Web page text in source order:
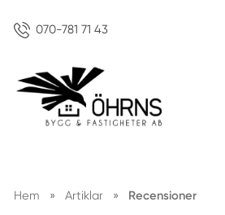
070-781 71 43
Hem » Artiklar » Recensioner